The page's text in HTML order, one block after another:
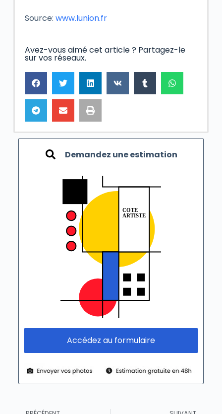
Source: www.lunion.fr
Avez-vous aimé cet article ? Partagez-le
sur vos réseaux.
Demandez une estimation
Accédez au formulaire